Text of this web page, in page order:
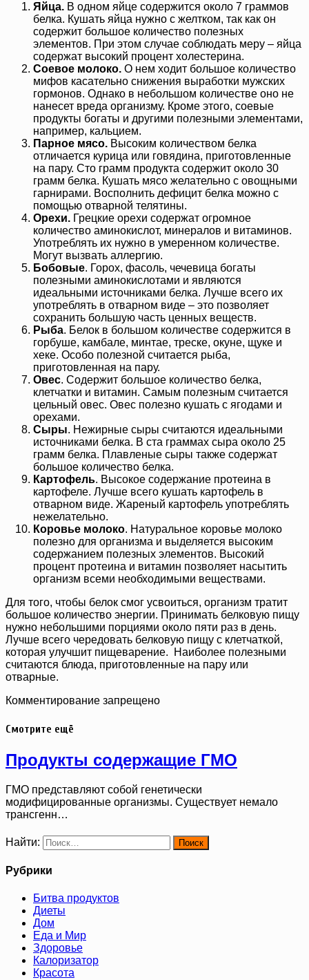
Яйца. В одном яйце содержится около 7 граммов
белка. Кушать яйца нужно с желтком, так как он
содержит большое количество полезных
элементов. При этом случае соблюдать меру – яйца
содержат высокий процент холестерина.
Соевое молоко. О нем ходит большое количество
мифов касательно снижения выработки мужских
гормонов. Однако в небольшом количестве оно не
нанесет вреда организму. Кроме этого, соевые
продукты богаты и другими полезными элементами,
например, кальцием.
Парное мясо. Высоким количеством белка
отличается курица или говядина, приготовленные
на пару. Сто грамм продукта содержит около 30
грамм белка. Кушать мясо желательно с овощными
гарнирами. Восполнить дефицит белка можно с
помощью отварной телятины.
Орехи. Грецкие орехи содержат огромное
количество аминокислот, минералов и витаминов.
Употреблять их нужно в умеренном количестве.
Могут вызвать аллергию.
Бобовые. Горох, фасоль, чечевица богаты
полезными аминокислотами и являются
идеальными источниками белка. Лучше всего их
употреблять в отварном виде – это позволяет
сохранить большую часть ценных веществ.
Рыба. Белок в большом количестве содержится в
горбуше, камбале, минтае, треске, окуне, щуке и
хеке. Особо полезной считается рыба,
приготовленная на пару.
Овес. Содержит большое количество белка,
клетчатки и витамин. Самым полезным считается
цельный овес. Овес полезно кушать с ягодами и
орехами.
Сыры. Нежирные сыры считаются идеальными
источниками белка. В ста граммах сыра около 25
грамм белка. Плавленые сыры также содержат
большое количество белка.
Картофель. Высокое содержание протеина в
картофеле. Лучше всего кушать картофель в
отварном виде. Жареный картофель употреблять
нежелательно.
Коровье молоко. Натуральное коровье молоко
полезно для организма и выделяется высоким
содержанием полезных элементов. Высокий
процент протеина и витамин позволяет насытить
организм всеми необходимыми веществами.
Для того, чтобы белок смог усвоиться, организм тратит
большое количество энергии. Принимать белковую пищу
нужно небольшими порциями около пяти раз в день.
Лучше всего чередовать белковую пищу с клетчаткой,
которая улучшит пищеварение. Наиболее полезными
считаются блюда, приготовленные на пару или
отварные.
Комментирование запрещено
Смотрите ещё
Продукты содержащие ГМО
ГМО представляют собой генетически
модифицированные организмы. Существует немало
трансгенн…
Найти:
Рубрики
Битва продуктов
Диеты
Дом
Еда и Мир
Здоровье
Калоризатор
Красота